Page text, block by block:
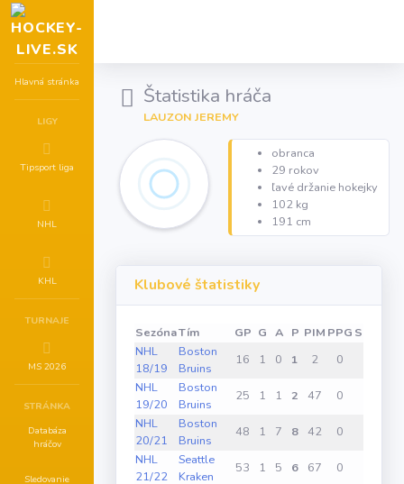
Hlavná stránka
LIGY
Tipsport liga
NHL
KHL
TURNAJE
MS 2026
STRÁNKA
Databáza
hráčov
Sledovanie
Štatistika hráča
LAUZON JEREMY
obranca
29 rokov
ľavé držanie hokejky
102 kg
191 cm
Klubové štatistiky
SezónaTím GP G A P PIM PPG SHG
NHL
18/19
Boston
Bruins
16 1 0 1 2 0
NHL
19/20
Boston
Bruins
25 1 1 2 47 0
NHL
20/21
Boston
Bruins
48 1 7 8 42 0
NHL
21/22
Seattle
Kraken
53 1 5 6 67 0